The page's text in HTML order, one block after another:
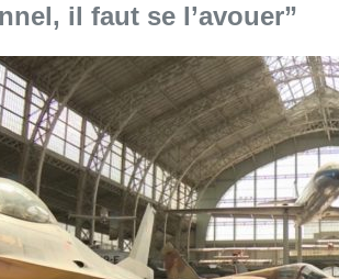
il faut se l’avouer”